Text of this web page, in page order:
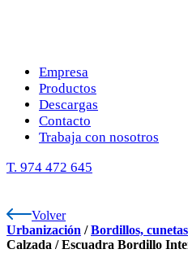
Empresa
Productos
Descargas
Contacto
Trabaja con nosotros
T. 974 472 645
Volver
Urbanización /Bordillos,
Calzada /Escuadra Bordillo